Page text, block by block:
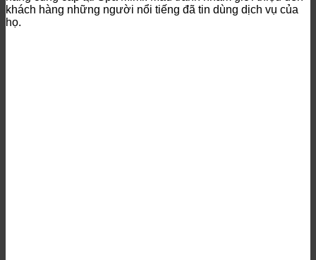
khách hàng những người nổi tiếng đã tin dùng dịch vụ của
họ.